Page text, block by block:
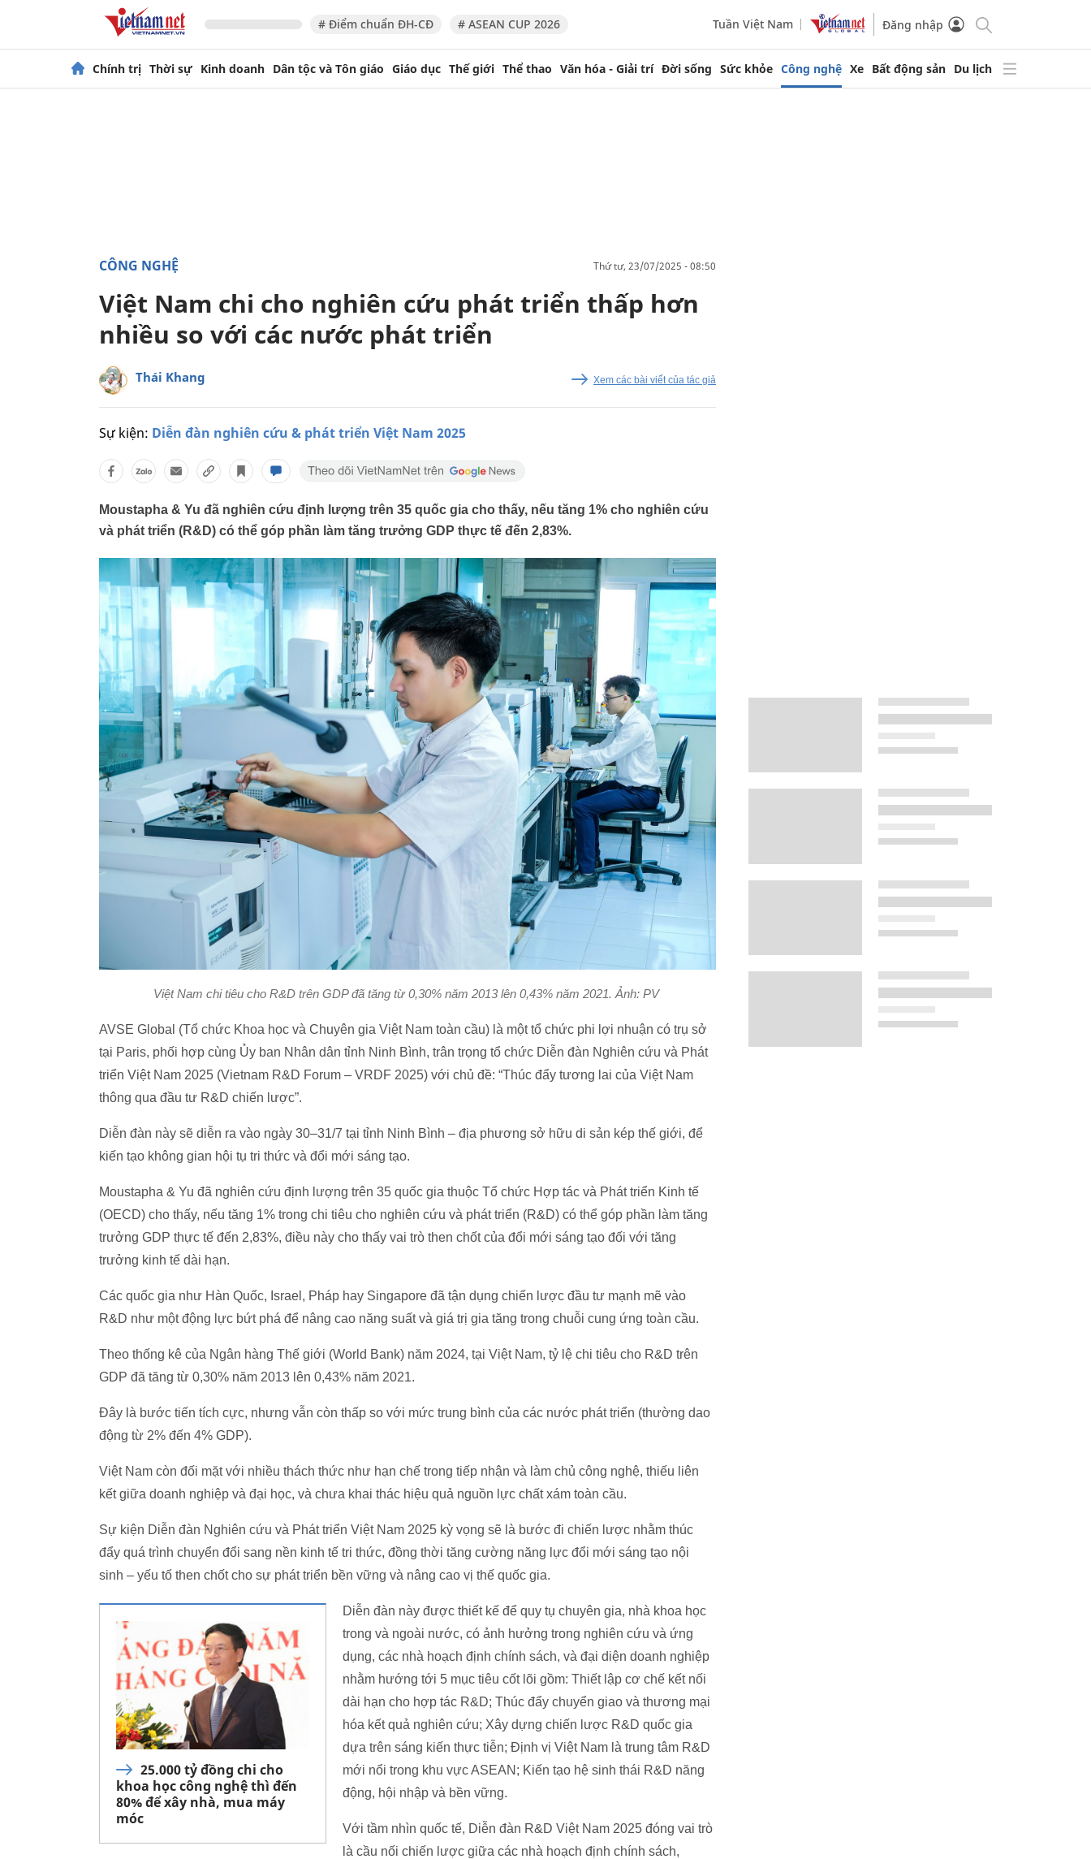
# Điểm chuẩn ĐH-CĐ # ASEAN CUP 2026 Tuần Việt Nam Đăng nhập
Chính trị Thời sự Kinh doanh Dân tộc và Tôn giáo Giáo dục Thế giới Thể thao Văn hóa - Giải trí Đời sống Sức khỏe Công nghệ Xe Bất động sản Du lịch
CÔNG NGHỆ thứ tư, 23/07/2025 - 08:50
Việt Nam chi cho nghiên cứu phát triển thấp hơn
nhiều so với các nước phát triển
Thái Khang Xem các bài viết của tác giả
Sự kiện: Diễn đàn nghiên cứu & phát triển Việt Nam 2025
Moustapha & Yu đã nghiên cứu định lượng trên 35 quốc gia cho thấy, nếu tăng 1% cho nghiên cứu
và phát triển (R&D) có thể góp phần làm tăng trưởng GDP thực tế đến 2,83%.
Việt Nam chi tiêu cho R&D trên GDP đã tăng từ 0,30% năm 2013 lên 0,43% năm 2021. Ảnh: PV
AVSE Global (Tổ chức Khoa học và Chuyên gia Việt Nam toàn cầu) là một tổ chức phi lợi nhuận có trụ sở
tại Paris, phối hợp cùng Ủy ban Nhân dân tỉnh Ninh Bình, trân trọng tổ chức Diễn đàn Nghiên cứu và Phát
triển Việt Nam 2025 (Vietnam R&D Forum – VRDF 2025) với chủ đề: “Thúc đẩy tương lai của Việt Nam
thông qua đầu tư R&D chiến lược”.
Diễn đàn này sẽ diễn ra vào ngày 30–31/7 tại tỉnh Ninh Bình – địa phương sở hữu di sản kép thế giới, để
kiến tạo không gian hội tụ tri thức và đổi mới sáng tạo.
Moustapha & Yu đã nghiên cứu định lượng trên 35 quốc gia thuộc Tổ chức Hợp tác và Phát triển Kinh tế
(OECD) cho thấy, nếu tăng 1% trong chi tiêu cho nghiên cứu và phát triển (R&D) có thể góp phần làm tăng
trưởng GDP thực tế đến 2,83%, điều này cho thấy vai trò then chốt của đổi mới sáng tạo đối với tăng
trưởng kinh tế dài hạn.
Các quốc gia như Hàn Quốc, Israel, Pháp hay Singapore đã tận dụng chiến lược đầu tư mạnh mẽ vào
R&D như một động lực bứt phá để nâng cao năng suất và giá trị gia tăng trong chuỗi cung ứng toàn cầu.
Theo thống kê của Ngân hàng Thế giới (World Bank) năm 2024, tại Việt Nam, tỷ lệ chi tiêu cho R&D trên
GDP đã tăng từ 0,30% năm 2013 lên 0,43% năm 2021.
Đây là bước tiến tích cực, nhưng vẫn còn thấp so với mức trung bình của các nước phát triển (thường dao
động từ 2% đến 4% GDP).
Việt Nam còn đối mặt với nhiều thách thức như hạn chế trong tiếp nhận và làm chủ công nghệ, thiếu liên
kết giữa doanh nghiệp và đại học, và chưa khai thác hiệu quả nguồn lực chất xám toàn cầu.
Sự kiện Diễn đàn Nghiên cứu và Phát triển Việt Nam 2025 kỳ vọng sẽ là bước đi chiến lược nhằm thúc
đẩy quá trình chuyển đổi sang nền kinh tế tri thức, đồng thời tăng cường năng lực đổi mới sáng tạo nội
sinh – yếu tố then chốt cho sự phát triển bền vững và nâng cao vị thế quốc gia.
25.000 tỷ đồng chi cho
khoa học công nghệ thì đến
80% để xây nhà, mua máy
móc
Diễn đàn này được thiết kế để quy tụ chuyên gia, nhà khoa học
trong và ngoài nước, có ảnh hưởng trong nghiên cứu và ứng
dụng, các nhà hoạch định chính sách, và đại diện doanh nghiệp
nhằm hướng tới 5 mục tiêu cốt lõi gồm: Thiết lập cơ chế kết nối
dài hạn cho hợp tác R&D; Thúc đẩy chuyển giao và thương mại
hóa kết quả nghiên cứu; Xây dựng chiến lược R&D quốc gia
dựa trên sáng kiến thực tiễn; Định vị Việt Nam là trung tâm R&D
mới nổi trong khu vực ASEAN; Kiến tạo hệ sinh thái R&D năng
động, hội nhập và bền vững.
Với tầm nhìn quốc tế, Diễn đàn R&D Việt Nam 2025 đóng vai trò
là cầu nối chiến lược giữa các nhà hoạch định chính sách,